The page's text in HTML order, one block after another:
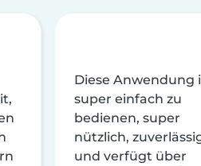
Diese Anwendung
super einfach zu
bedienen, super
nützlich,
und verfügt über